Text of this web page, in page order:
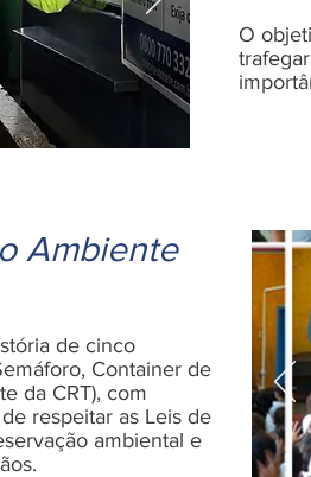
O
Ambiente
de cinco
Container de
da CRT), com
respeitar as Leis de
ambiental e